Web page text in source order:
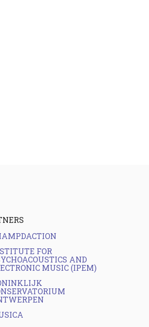
FOR
AND
MUSIC (IPEM)